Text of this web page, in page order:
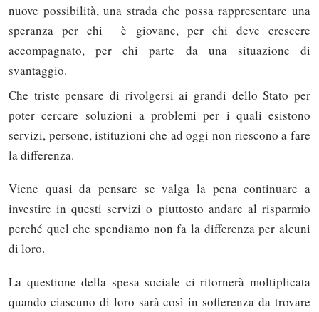
nuove possibilità, una strada che possa rappresentare una
speranza per chi è giovane, per chi deve crescere
accompagnato, per chi parte da una situazione di
svantaggio.
Che triste pensare di rivolgersi ai grandi dello Stato per
poter cercare soluzioni a problemi per i quali esistono
servizi, persone, istituzioni che ad oggi non riescono a fare
la differenza.
Viene quasi da pensare se valga la pena continuare a
investire in questi servizi o piuttosto andare al risparmio
perché quel che spendiamo non fa la differenza per alcuni
di loro.
La questione della spesa sociale ci ritornerà moltiplicata
quando ciascuno di loro sarà così in sofferenza da trovare